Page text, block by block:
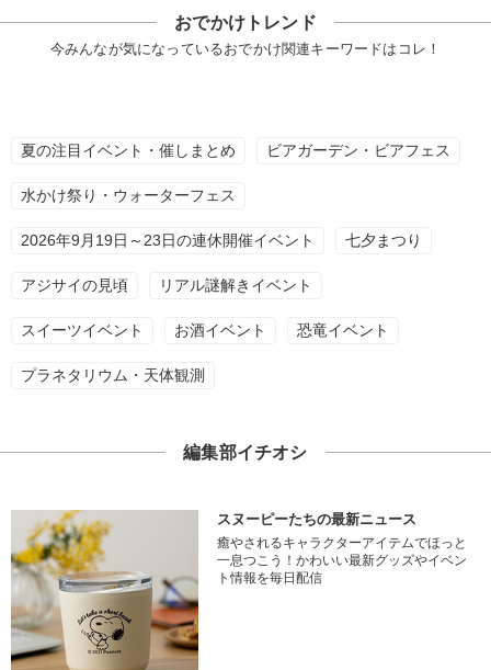
おでかけトレンド
今みんなが気になっているおでかけ関連キーワードはコレ！
夏の注目イベント・催しまとめ ビアガーデン・ビアフェス
水かけ祭り・ウォーターフェス
2026年9月19日～23日の連休開催イベント 七夕まつり
アジサイの見頃 リアル謎解きイベント
スイーツイベント お酒イベント 恐竜イベント
プラネタリウム・天体観測
編集部イチオシ
スヌーピーたちの最新ニュース
癒やされるキャラクターアイテムでほっと
一息つこう！かわいい最新グッズやイベン
ト情報を毎日配信